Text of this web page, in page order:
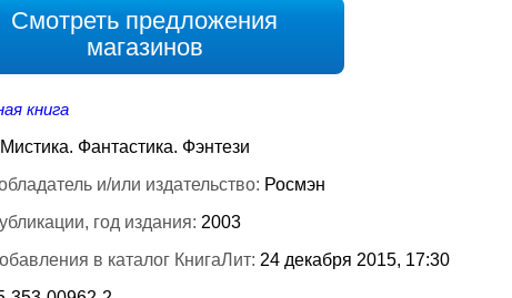
Смотреть предложения
магазинов
книга
Мистика. Фантастика. Фэнтези
и/или издательство: Росмэн
год издания: 2003
в каталог КнигаЛит: 24 декабря 2015, 17:30